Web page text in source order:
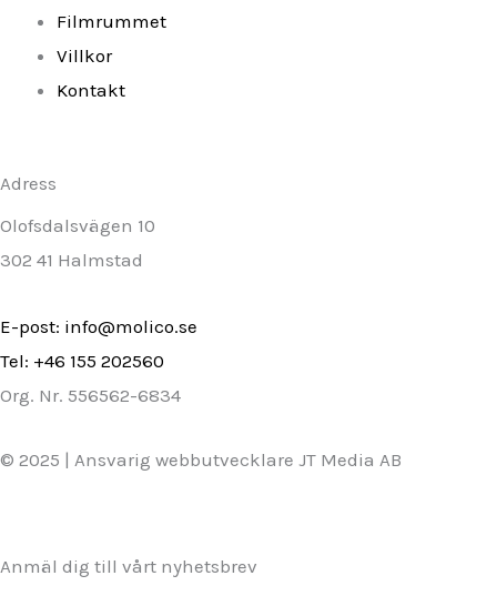
Filmrummet
Villkor
Kontakt
Adress
Olofsdalsvägen 10
302 41 Halmstad
E-post: info@molico.se
Tel: +46 155 202560
Org. Nr. 556562-6834
© 2025 | Ansvarig webbutvecklare JT Media AB
Anmäl dig till vårt nyhetsbrev